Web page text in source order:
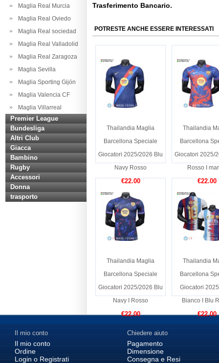
Maglia Real Murcia
Maglia Real Oviedo
Maglia Real sociedad
Maglia Real Valladolid
Maglia Real Zaragoza
Maglia Sevilla
Maglia Sporting Gijón
Maglia Valencia CF
Maglia Villarreal
Premier League
Bundesliga
Altri Club
Giacca
Bambino
Rugby
Accessori
Donna
trasporto
Trasferimento Bancario.
POTRESTE ANCHE ESSERE INTERESSATI
Thailandia Maglia
Barcellona Speciale
Giocatori 2025/2026 Blu
Navy Rosso
€22.00
Thailandia
Barcellona
Giocatori 2025/
Rosso I
€22.00
Thailandia Maglia
Barcellona Speciale
Giocatori 2025/2026 Blu
Navy I Rosso
€22.00
Thailandia
Barcellona
Giocatori
Bianco I Blu
€22.00
Il mio conto
Il mio conto
Ordine
Login o Registrati
Chiedere aiuto
Pagamento
Dimensione
Consegna e Resi